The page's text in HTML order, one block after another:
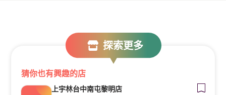
探索更多
猜你也有興趣的店
上宇林台中南屯黎明店